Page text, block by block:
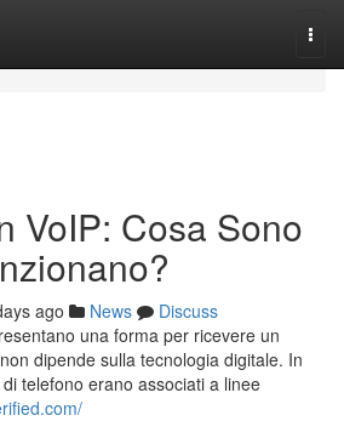
VoIP: Cosa Sono
ago News
Discuss
una forma per ricevere un
dipende sulla tecnologia digitale. In
telefono erano associati a linee